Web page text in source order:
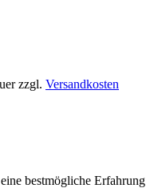
zzgl. Versandkosten
bestmögliche Erfahrung